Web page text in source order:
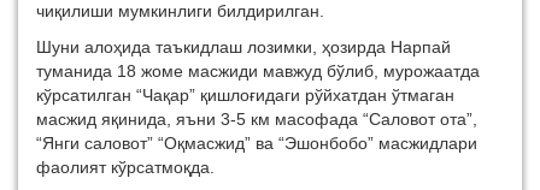
чиқилиши мумкинлиги билдирилган.
Шуни алоҳида таъкидлаш лозимки, ҳозирда Нарпай
туманида 18 жоме масжиди мавжуд бўлиб, мурожаатда
кўрсатилган “Чақар” қишлоғидаги рўйхатдан ўтмаган
масжид яқинида, яъни 3-5 км масофада “Саловот ота”,
“Янги саловот” “Оқмасжид” ва “Эшонбобо” масжидлари
фаолият кўрсатмоқда.